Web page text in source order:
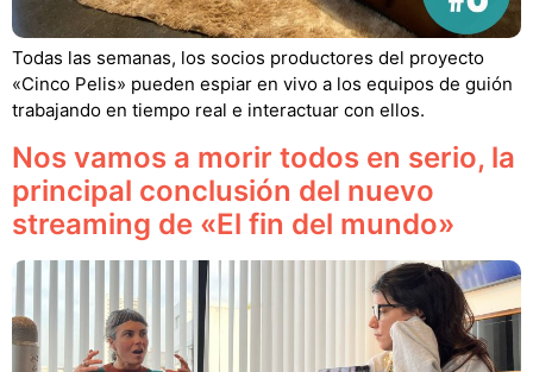
Todas las semanas, los socios productores del proyecto
«Cinco Pelis» pueden espiar en vivo a los equipos de guión
trabajando en tiempo real e interactuar con ellos.
Nos vamos a morir todos en serio, la
principal conclusión del nuevo
streaming de «El fin del mundo»